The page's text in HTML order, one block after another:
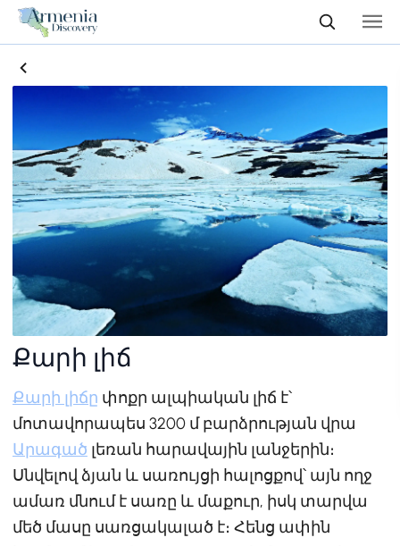
Քարի լիճ
Քարի լիճը փոքր ալպիական լիճ է՝
մոտավորապես 3200 մ բարձրության վրա
Արագած լեռան հարավային լանջերին։
Սնվելով ձյան և սառույցի հալոցքով՝ այն ողջ
ամառ մնում է սառը և մաքուր, իսկ տարվա
մեծ մասը սառցակալած է։ Հենց ափին